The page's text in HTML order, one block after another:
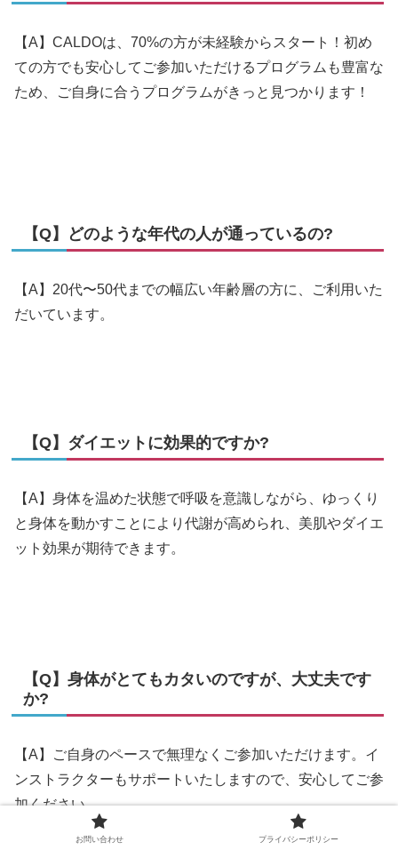
【A】CALDOは、70%の方が未経験からスタート！初め
ての方でも安心してご参加いただけるプログラムも豊富な
ため、ご自身に合うプログラムがきっと見つかります！
【Q】どのような年代の人が通っているの?
【A】20代〜50代までの幅広い年齢層の方に、ご利用いた
だいています。
【Q】ダイエットに効果的ですか?
【A】身体を温めた状態で呼吸を意識しながら、ゆっくり
と身体を動かすことにより代謝が高められ、美肌やダイエ
ット効果が期待できます。
【Q】身体がとてもカタいのですが、大丈夫です
か?
【A】ご自身のペースで無理なくご参加いただけます。イ
ンストラクターもサポートいたしますので、安心してご参
加ください。
お問い合わせ プライバシーポリシー